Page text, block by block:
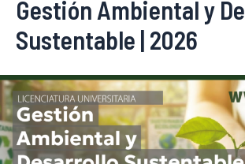
Gestión Ambiental y
Sustentable | 2026